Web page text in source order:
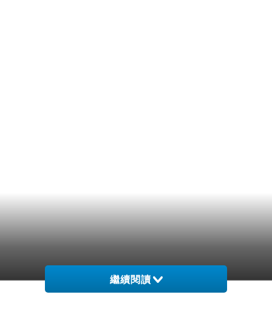
繼續閱讀